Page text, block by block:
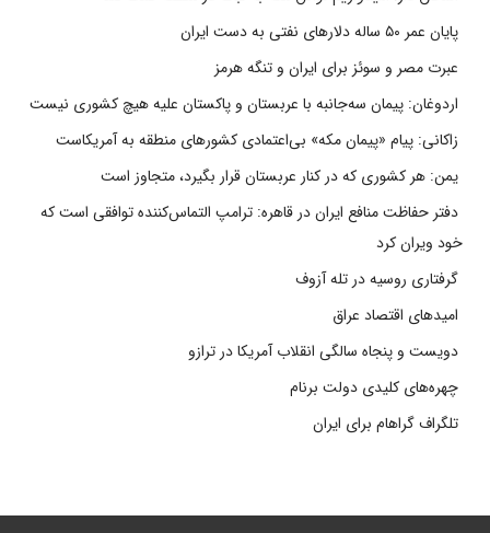
پایان عمر ۵۰ ساله دلارهای نفتی به دست ایران
عبرت مصر و سوئز برای ایران و تنگه هرمز
اردوغان: پیمان سه‌جانبه با عربستان و پاکستان علیه هیچ کشوری نیست
زاکانی: پیام «پیمان مکه» بی‌اعتمادی کشورهای منطقه به آمریکاست
یمن: هر کشوری که در کنار عربستان قرار بگیرد، متجاوز است
دفتر حفاظت منافع ایران در قاهره: ترامپ التماس‌کننده توافقی است که
خود ویران کرد
گرفتاری روسیه در تله آزوف
امیدهای اقتصاد عراق
دویست و پنجاه سالگی انقلاب آمریکا در ترازو
چهره‌های کلیدی دولت برنام
تلگراف گراهام برای ایران